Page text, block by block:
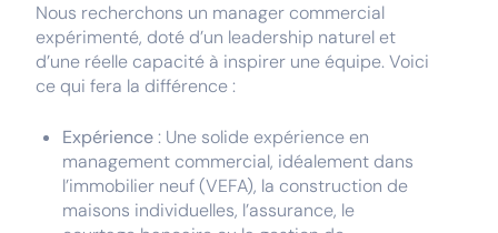
Nous recherchons un manager commercial
expérimenté, doté d’un leadership naturel et
d’une réelle capacité à inspirer une équipe. Voici
ce qui fera la différence :
Expérience: Une solide expérience en
management commercial, idéalement dans
l’immobilier neuf (VEFA), la construction de
maisons individuelles, l’assurance, le